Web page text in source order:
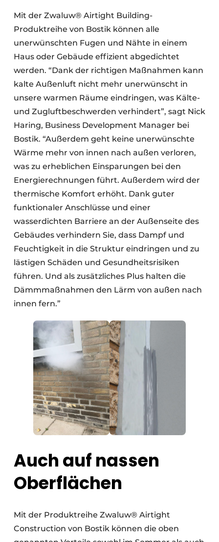
Mit der Zwaluw® Airtight Building-
Produktreihe von Bostik können alle
unerwünschten Fugen und Nähte in einem
Haus oder Gebäude effizient abgedichtet
werden. “Dank der richtigen Maßnahmen kann
kalte Außenluft nicht mehr unerwünscht in
unsere warmen Räume eindringen, was Kälte-
und Zugluftbeschwerden verhindert”, sagt Nick
Haring, Business Development Manager bei
Bostik. “Außerdem geht keine unerwünschte
Wärme mehr von innen nach außen verloren,
was zu erheblichen Einsparungen bei den
Energierechnungen führt. Außerdem wird der
thermische Komfort erhöht. Dank guter
funktionaler Anschlüsse und einer
wasserdichten Barriere an der Außenseite des
Gebäudes verhindern Sie, dass Dampf und
Feuchtigkeit in die Struktur eindringen und zu
lästigen Schäden und Gesundheitsrisiken
führen. Und als zusätzliches Plus halten die
Dämmmaßnahmen den Lärm von außen nach
innen fern.”
Auch auf nassen
Oberflächen
Mit der Produktreihe Zwaluw® Airtight
Construction von Bostik können die oben